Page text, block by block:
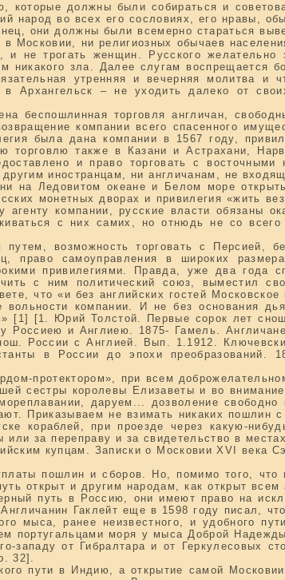
которые должны были собираться и
народ во всех его сословиях, его нравы,
они должны были всемерно стараться
Московии, ни религиозных обычаев
не трогать женщин. Русского желательно
зла. Далее слугам воспрещается
утренняя и вечерняя молитва и
Архангельск – не уходить далеко от
беспошлинная торговля англичан,
компании всего спасенного
была дана компании в 1567 году,
торговлю также в Казани и Астрахани,
и право торговать с восточными
иностранцам, ни англичанам, не
на Ледовитом океане и Белом море
монетных дворах и привилегия «жить
компании, русские власти обязаны
с них самих, но отнюдь не со
возможность торговать с Персией,
право самоуправления в широких
привилегиями. Правда, уже два года
с ним политический союз, выместил
что «и без английских гостей Московское
компании. И не без основания
[1] [1. Юрий Толстой. Первые сорок лет
Россиею и Англиею. 1875- Гамель.
России с Англией. Вып. 1.1912.
в России до эпохи преобразований.
протектором», при всем
сестры королевы Елизаветы и во
даруем... дозволение свободно
Приказываем не взимать никаких пошлин с
кораблей, при проезде через какую-
за переправу и за свидетельство в
купцам. Записки о Московии XVI века
пошлин и сборов. Но, помимо того, что
открыт и другим народам, как открыт всем
путь в Россию, они имеют право на
Гаклейт еще в 1598 году писал,
мыса, ранее неизвестного, и удобного
португальцами моря у мыса Доброй
западу от Гибралтара и от Геркулесовых
32].
пути в Индию, а открытие самой